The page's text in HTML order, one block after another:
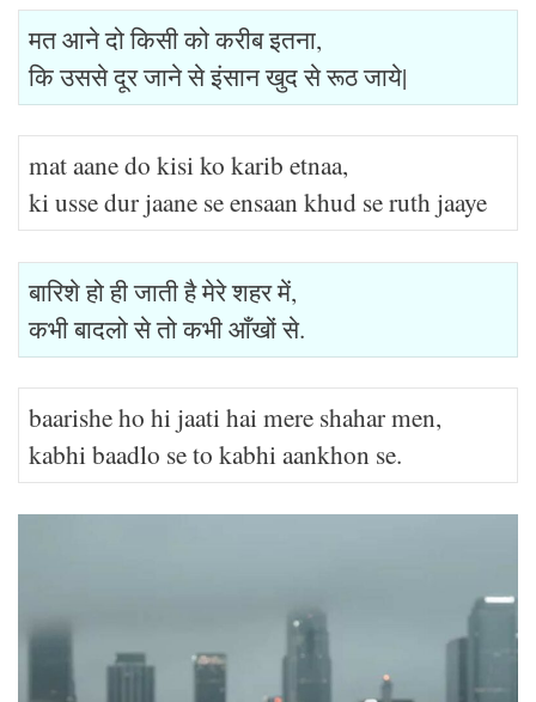
मत आने दो किसी को करीब इतना,
कि उससे दूर जाने से इंसान खुद से रूठ जाये|
mat aane do kisi ko karib etnaa,
ki usse dur jaane se ensaan khud se ruth jaaye
बारिशे हो ही जाती है मेरे शहर में,
कभी बादलो से तो कभी आँखों से.
baarishe ho hi jaati hai mere shahar men,
kabhi baadlo se to kabhi aankhon se.